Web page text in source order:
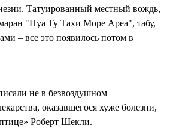
Татуированный местный вождь,
"Пуа Ту Тахи Море Ареа", табу,
– все это появилось потом в
не в безвоздушном
оказавшегося хуже болезни,
Роберт Шекли.